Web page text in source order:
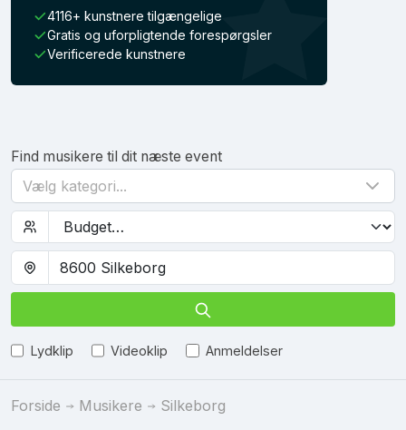
4116+ kunstnere tilgængelige
Gratis og uforpligtende forespørgsler
Verificerede kunstnere
Find musikere til dit næste event
Vælg kategori...
Lydklip Videoklip Anmeldelser
Forside Musikere Silkeborg